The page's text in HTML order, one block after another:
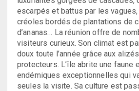
escarpés et battus par les
créoles bordés de plantations de
d’ananas… La réunion offre de
visiteurs curieux. Son climat est
doux toute l’année grâce aux
protecteurs. L’île abrite une faune
endémiques exceptionnelles qui
seules la visite. Sa culture est